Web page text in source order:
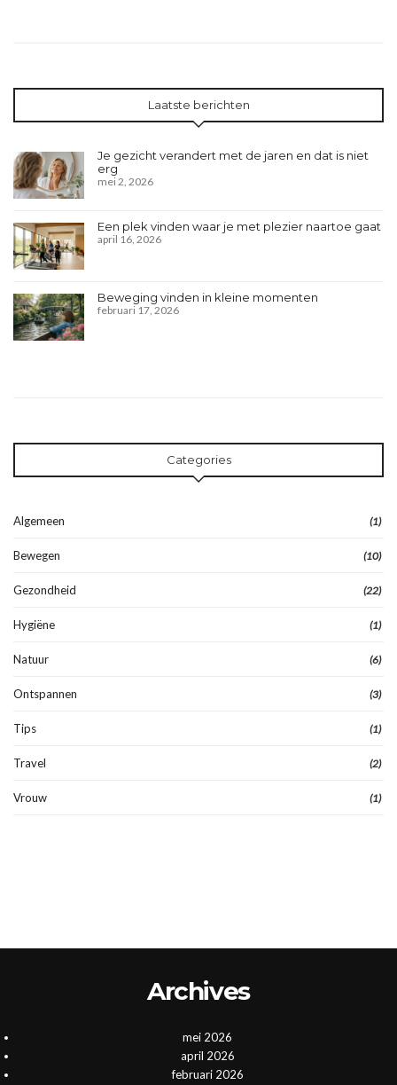
Laatste berichten
Je gezicht verandert met de jaren en dat is niet
erg
mei 2, 2026
Een plek vinden waar je met plezier naartoe gaat
april 16, 2026
Beweging vinden in kleine momenten
februari 17, 2026
Categories
Algemeen (1)
Bewegen (10)
Gezondheid (22)
Hygiëne (1)
Natuur (6)
Ontspannen (3)
Tips (1)
Travel (2)
Vrouw (1)
Archives
mei 2026
april 2026
februari 2026